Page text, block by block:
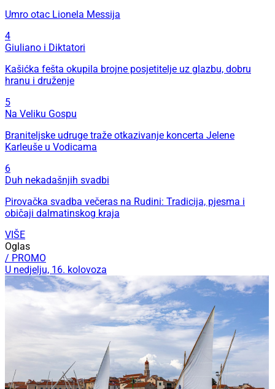
Umro otac Lionela Messija
4
Giuliano i Diktatori
Kašićka fešta okupila brojne posjetitelje uz glazbu, dobru
hranu i druženje
5
Na Veliku Gospu
Braniteljske udruge traže otkazivanje koncerta Jelene
Karleuše u Vodicama
6
Duh nekadašnjih svadbi
Pirovačka svadba večeras na Rudini: Tradicija, pjesma i
običaji dalmatinskog kraja
VIŠE
Oglas
/ PROMO
U nedjelju, 16. kolovoza